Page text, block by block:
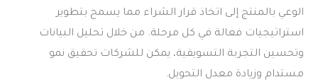
الوعي بالمنتج إلى اتخاذ قرار الشراء مما يسمح بتطوير
استراتيجيات فعالة في كل مرحلة. من خلال تحليل البيانات
وتحسين التجربة التسويقية، يمكن للشركات تحقيق نمو
مستدام وزيادة معدل التحويل.